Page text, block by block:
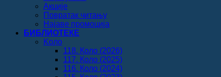
Акције
Повратак читању
Најаве промоција
БИБЛИОТЕКЕ
Koло
118. Коло (2026)
117. Коло (2025)
116. Коло (2024)